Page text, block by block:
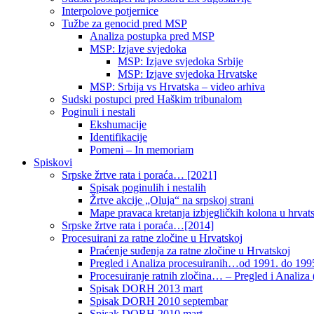
Interpolove potjernice
Tužbe za genocid pred MSP
Analiza postupka pred MSP
MSP: Izjave svjedoka
MSP: Izjave svjedoka Srbije
MSP: Izjave svjedoka Hrvatske
MSP: Srbija vs Hrvatska – video arhiva
Sudski postupci pred Haškim tribunalom
Poginuli i nestali
Ekshumacije
Identifikacije
Pomeni – In memoriam
Spiskovi
Srpske žrtve rata i poraća… [2021]
Spisak poginulih i nestalih
Žrtve akcije „Oluja“ na srpskoj strani
Mape pravaca kretanja izbjegličkih kolona u
Srpske žrtve rata i poraća…[2014]
Procesuirani za ratne zločine u Hrvatskoj
Praćenje suđenja za ratne zločine u Hrvatskoj
Pregled i Analiza procesuiranih…od 1991. do
Procesuiranje ratnih zločina… – Pregled i Analiza
Spisak DORH 2013 mart
Spisak DORH 2010 septembar